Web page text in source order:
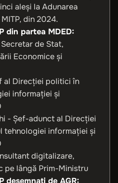
aleși la Adunarea
din 2024.
din partea MDED:
de Stat,
Economice și
al Direcției politici în
informației și
- Șef-adunct al Direcției
tehnologiei informației și
digitalizare,
pe lângă Prim-Ministru
desemnați de AGR: